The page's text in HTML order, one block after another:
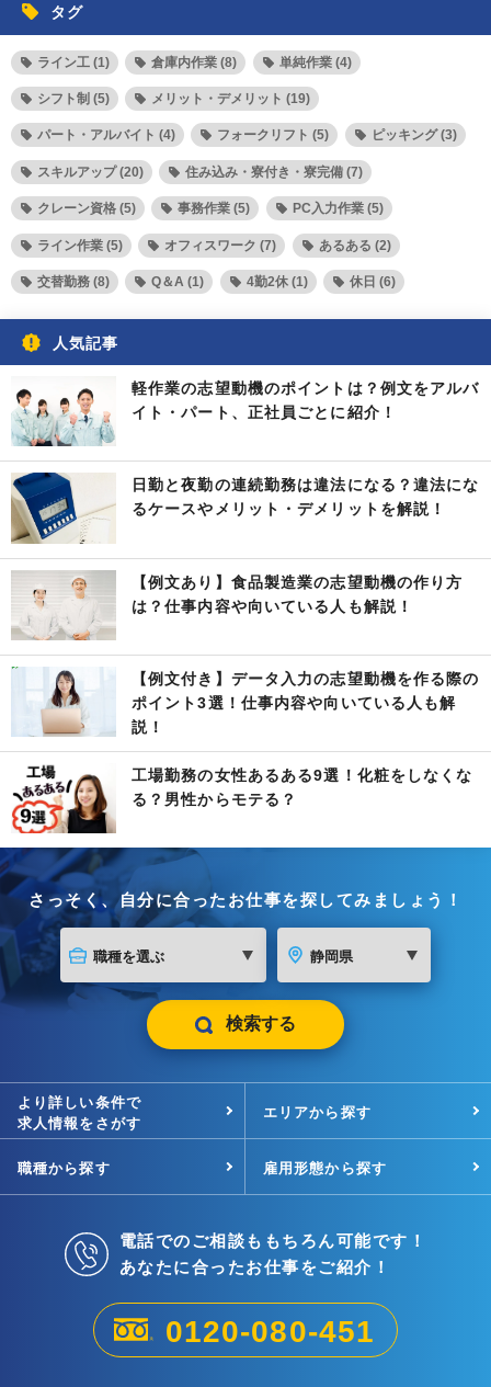
タグ
ライン工 (1) 倉庫内作業 (8) 単純作業 (4)
シフト制 (5) メリット・デメリット (19)
パート・アルバイト (4) フォークリフト (5) ピッキング (3)
スキルアップ (20) 住み込み・寮付き・寮完備 (7)
クレーン資格 (5) 事務作業 (5) PC入力作業 (5)
ライン作業 (5) オフィスワーク (7) あるある (2)
交替勤務 (8) Q＆A (1) 4勤2休 (1) 休日 (6)
人気記事
軽作業の志望動機のポイントは？例文をアルバ
イト・パート、正社員ごとに紹介！
日勤と夜勤の連続勤務は違法になる？違法にな
るケースやメリット・デメリットを解説！
【例文あり】食品製造業の志望動機の作り方
は？仕事内容や向いている人も解説！
【例文付き】データ入力の志望動機を作る際の
ポイント3選！仕事内容や向いている人も解
説！
工場勤務の女性あるある9選！化粧をしなくな
る？男性からモテる？
さっそく、自分に合ったお仕事を探してみましょう！
検索する
より詳しい条件で
求人情報をさがす
エリアから探す
職種から探す 雇用形態から探す
電話でのご相談ももちろん可能です！
あなたに合ったお仕事をご紹介！
0120-080-451